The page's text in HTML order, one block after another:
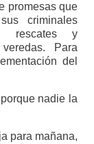
promesas que
criminales
rescates y
Para
del
nadie la
para mañana,